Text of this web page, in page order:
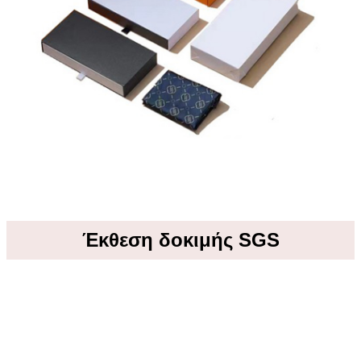
Έκθεση δοκιμής SGS